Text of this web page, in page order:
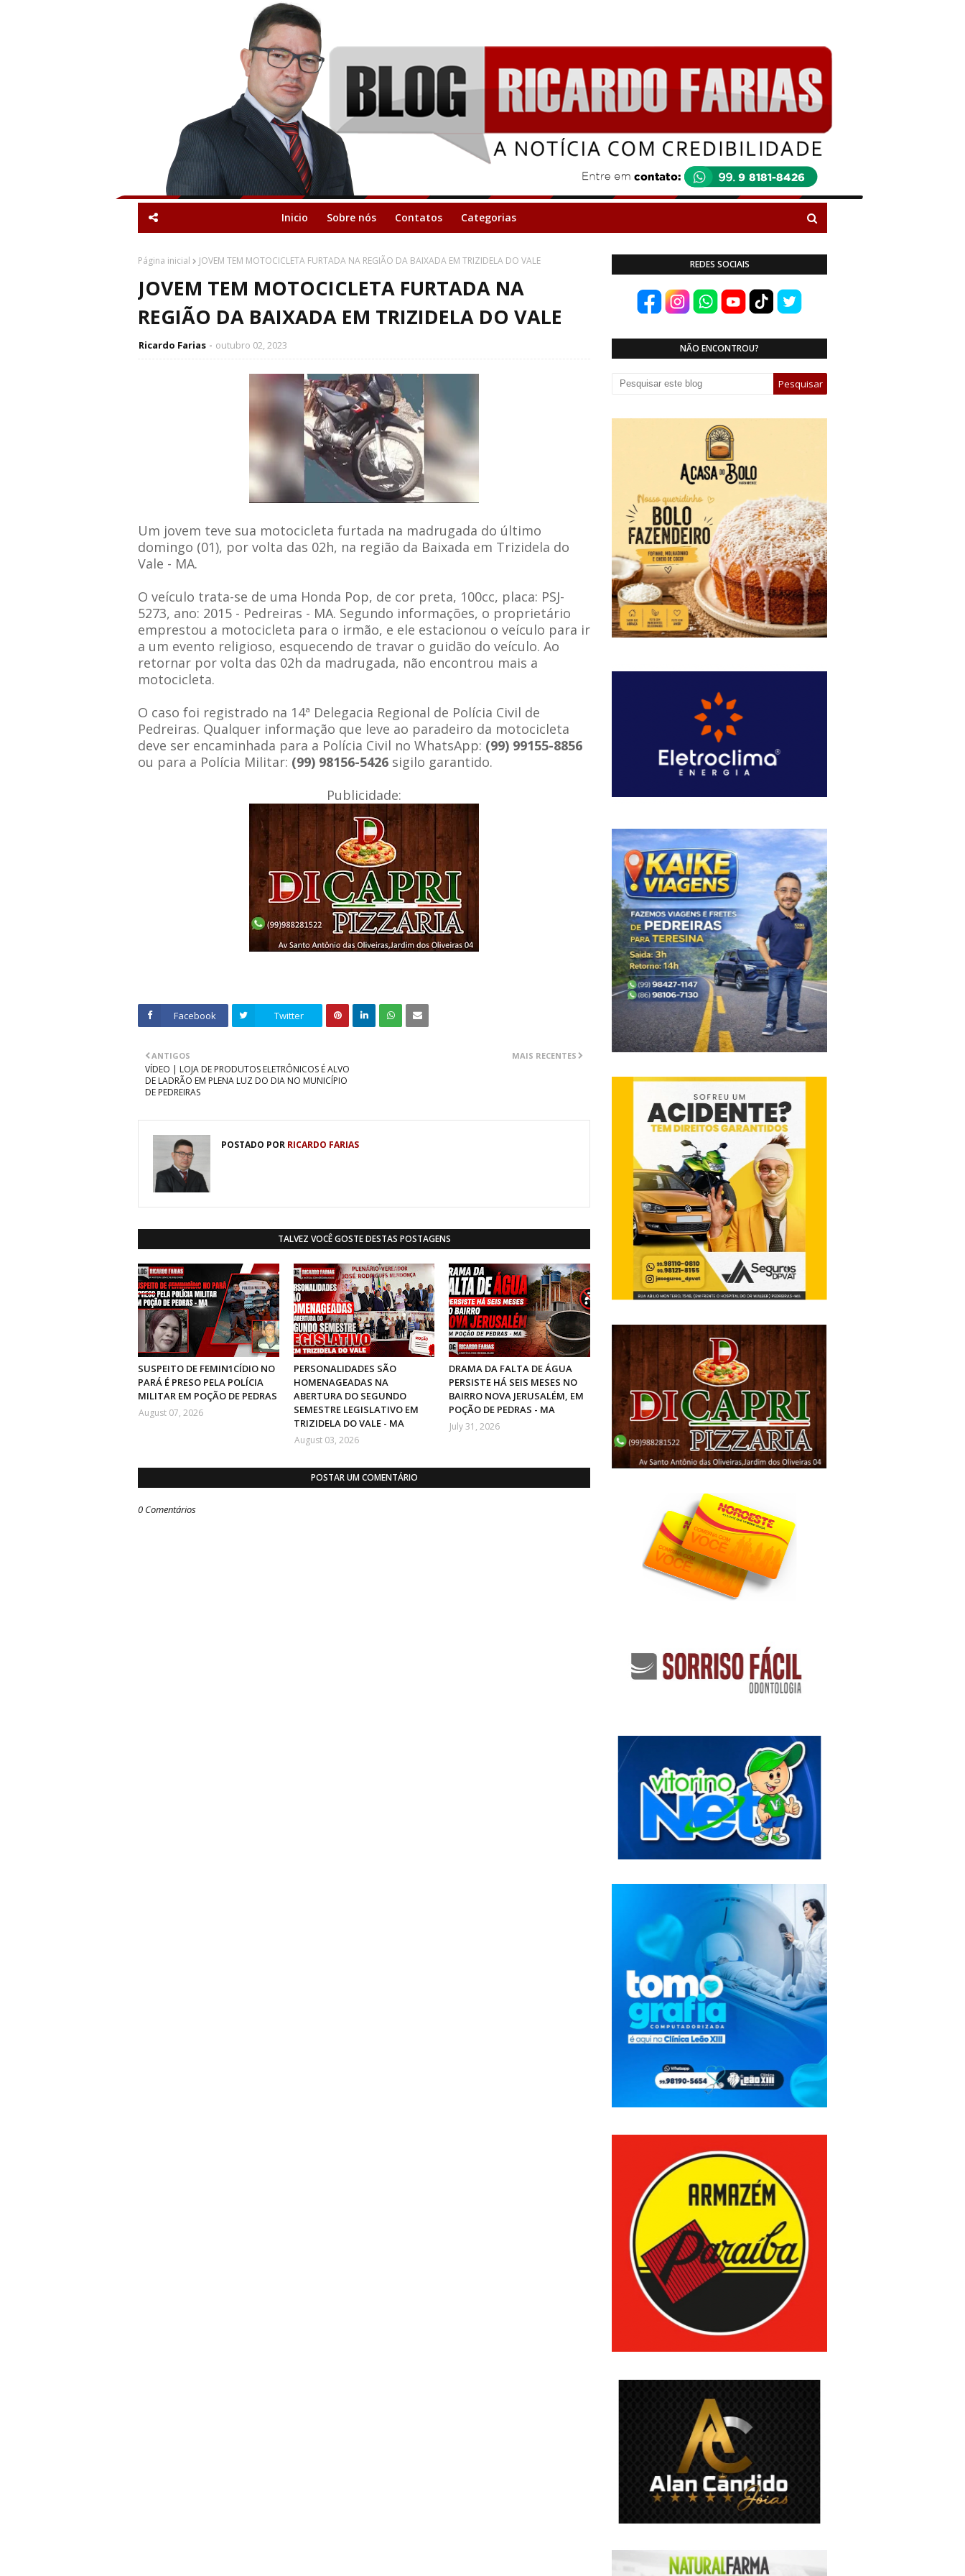
Inicio Sobre nós Contatos Categorias
Página inicial JOVEM TEM MOTOCICLETA FURTADA NA REGIÃO DA BAIXADA EM TRIZIDELA DO VALE
JOVEM TEM MOTOCICLETA FURTADA NA
REGIÃO DA BAIXADA EM TRIZIDELA DO VALE
Ricardo Farias outubro 02, 2023
Um jovem teve sua motocicleta furtada na madrugada do último
domingo (01), por volta das 02h, na região da Baixada em Trizidela do
Vale - MA.
O veículo trata-se de uma Honda Pop, de cor preta, 100cc, placa: PSJ-
5273, ano: 2015 - Pedreiras - MA. Segundo informações, o proprietário
emprestou a motocicleta para o irmão, e ele estacionou o veículo para ir
a um evento religioso, esquecendo de travar o guidão do veículo. Ao
retornar por volta das 02h da madrugada, não encontrou mais a
motocicleta.
O caso foi registrado na 14ª Delegacia Regional de Polícia Civil de
Pedreiras. Qualquer informação que leve ao paradeiro da motocicleta
deve ser encaminhada para a Polícia Civil no WhatsApp: (99) 99155-8856
ou para a Polícia Militar: (99) 98156-5426 sigilo garantido.
Publicidade:
Facebook Twitter
MAIS RECENTES
ANTIGOS
VÍDEO | LOJA DE PRODUTOS ELETRÔNICOS É ALVO
DE LADRÃO EM PLENA LUZ DO DIA NO MUNICÍPIO
DE PEDREIRAS
POSTADO POR RICARDO FARIAS
TALVEZ VOCÊ GOSTE DESTAS POSTAGENS
SUSPEITO DE FEMIN1CÍDIO NO
PARÁ É PRESO PELA POLÍCIA
MILITAR EM POÇÃO DE PEDRAS
August 07, 2026
PERSONALIDADES SÃO
HOMENAGEADAS NA
ABERTURA DO SEGUNDO
SEMESTRE LEGISLATIVO EM
TRIZIDELA DO VALE - MA
August 03, 2026
DRAMA DA FALTA DE ÁGUA
PERSISTE HÁ SEIS MESES NO
BAIRRO NOVA JERUSALÉM, EM
POÇÃO DE PEDRAS - MA
July 31, 2026
POSTAR UM COMENTÁRIO
0 Comentários
REDES SOCIAIS
NÃO ENCONTROU?